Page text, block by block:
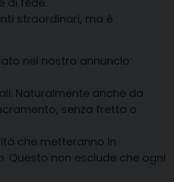
straordinari, ma è
nel nostro annuncio:
Naturalmente anche da
senza fretta o
che metteranno in
Questo non esclude che ogni